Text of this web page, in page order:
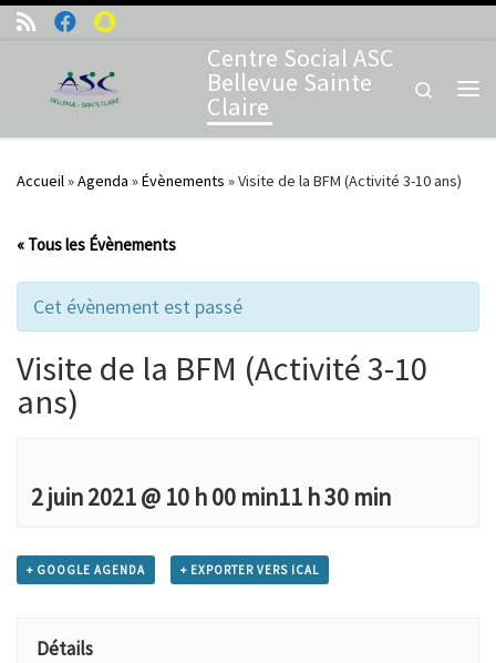
Skip to content
Centre Social ASC
Bellevue Sainte
Claire
Search
Accueil»Agenda »Évènements »Visite de la BFM (Activité 3-10 ans)
« Tous les Évènements
Cet évènement est passé
Visite de la BFM (Activité 3-10
ans)
2 juin 2021 @ 10 h 00 min11 h 30 min
+ GOOGLE AGENDA + EXPORTER VERS ICAL
Détails